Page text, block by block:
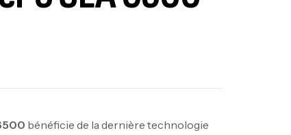
bénéficie de la dernière technologie